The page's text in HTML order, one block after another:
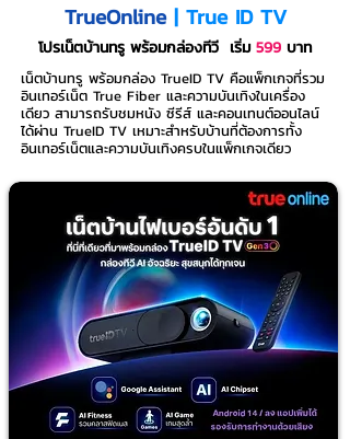
TrueOnline | True ID TV
โปรเน็ตบ้านทรู พร้อมกล่องทีวี เริ่ม599 บาท
เน็ตบ้านทรู พร้อมกล่อง TrueID TV คือแพ็กเกจที่รวม
อินเทอร์เน็ต True Fiber และความบันเทิงในเครื่อง
เดียว สามารถรับชมหนัง ซีรีส์ และคอนเทนต์ออนไลน์
ได้ผ่าน TrueID TV เหมาะสำหรับบ้านที่ต้องการทั้ง
อินเทอร์เน็ตและความบันเทิงครบในแพ็กเกจเดียว